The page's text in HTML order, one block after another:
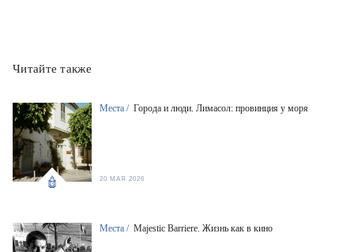
Читайте также
Места / Города и люди. Лимасол: провинция у моря
20 МАЯ 2026
Места / Majestic Barriere. Жизнь как в кино